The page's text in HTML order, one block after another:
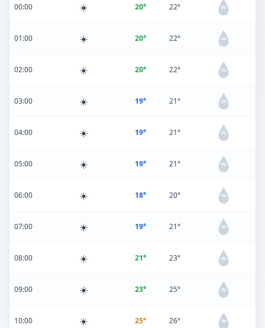
00:00 ☀️ 20° 22° 0%
01:00 ☀️ 20° 22° 0%
02:00 ☀️ 20° 22° 0%
03:00 ☀️ 19° 21° 0%
04:00 ☀️ 19° 21° 0%
05:00 ☀️ 19° 21° 0%
06:00 ☀️ 18° 20° 0%
07:00 ☀️ 19° 21° 0%
08:00 ☀️ 21° 23° 0%
09:00 ☀️ 23° 25° 0%
10:00 ☀️ 25° 26° 0%